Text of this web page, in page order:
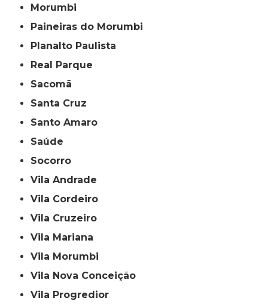
Morumbi
Paineiras do Morumbi
Planalto Paulista
Real Parque
Sacomã
Santa Cruz
Santo Amaro
Saúde
Socorro
Vila Andrade
Vila Cordeiro
Vila Cruzeiro
Vila Mariana
Vila Morumbi
Vila Nova Conceição
Vila Progredior